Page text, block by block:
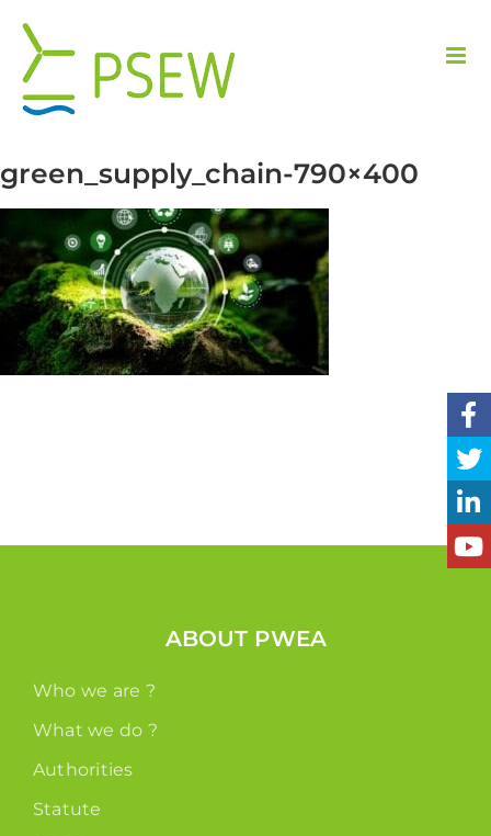
content
green_supply_chain-790×400
ABOUT PWEA
Who we are ?
What we do ?
Authorities
Statute